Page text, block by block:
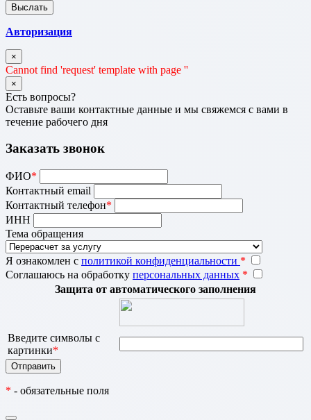
Авторизация
×
Cannot find 'request' template with page ''
×
Есть вопросы?
Оставьте ваши контактные данные и мы свяжемся с вами в
течение рабочего дня
Заказать звонок
ФИО*
Контактный email
Контактный телефон*
ИНН
Тема обращения
Я ознакомлен с политикой конфиденциальности *
Соглашаюсь на обработку персональных данных *
Защита от автоматического заполнения
Введите символы с
картинки*
* - обязательные поля